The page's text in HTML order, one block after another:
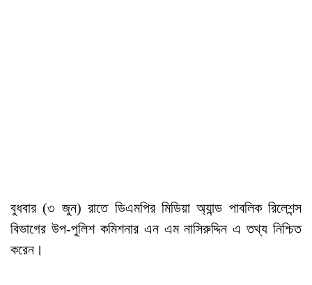
বুধবার (৩ জুন) রাতে ডিএমপির মিডিয়া অ্যান্ড পাবলিক রিলেশন্স
বিভাগের উপ-পুলিশ কমিশনার এন এম নাসিরুদ্দিন এ তথ্য নিশ্চিত
করেন।